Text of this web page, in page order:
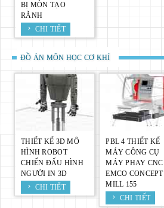
BỊ MÒN TẠO
RÃNH
CHI TIẾT
ĐỒ ÁN MÔN HỌC CƠ KHÍ
THIẾT KẾ 3D MÔ
HÌNH ROBOT
CHIẾN ĐẤU HÌNH
NGƯỜI IN 3D
CHI TIẾT
PBL 4 THIẾT KẾ
MÁY CÔNG CỤ
MÁY PHAY CNC
EMCO CONCEPT
MILL 155
CHI TIẾT